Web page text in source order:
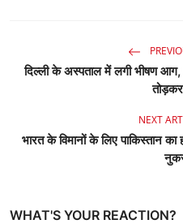
दिल्ली के अस्पताल में लगी भीषण आग,
NEXT
भारत के विमानों के लिए पाकिस्तान
WHAT'S YOUR REACTION?